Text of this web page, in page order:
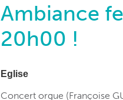
Ambiance
20h00 !
Eglise
Concert orgue (Françoise